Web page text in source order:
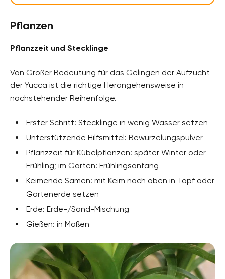
Pflanzen
Pflanzzeit und Stecklinge
Von Großer Bedeutung für das Gelingen der Aufzucht
der Yucca ist die richtige Herangehensweise in
nachstehender Reihenfolge.
Erster Schritt: Stecklinge in wenig Wasser setzen
Unterstützende Hilfsmittel: Bewurzelungspulver
Pflanzzeit für Kübelpflanzen: später Winter oder
Frühling; im Garten: Frühlingsanfang
Keimende Samen: mit Keim nach oben in Topf oder
Gartenerde setzen
Erde: Erde-/Sand-Mischung
Gießen: in Maßen